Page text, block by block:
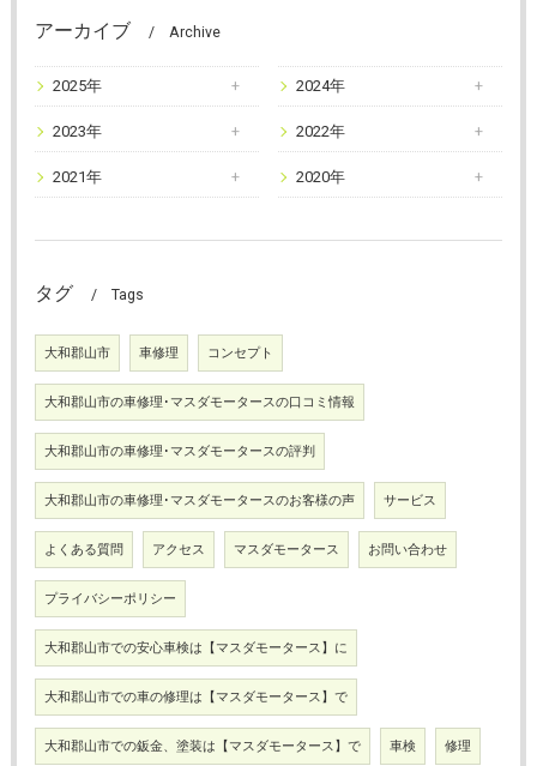
アーカイブ Archive
2025年 2024年
2023年 2022年
2021年 2020年
タグ Tags
大和郡山市 車修理 コンセプト
大和郡山市の車修理･マスダモータースの口コミ情報
大和郡山市の車修理･マスダモータースの評判
大和郡山市の車修理･マスダモータースのお客様の声 サービス
よくある質問 アクセス マスダモータース お問い合わせ
プライバシーポリシー
大和郡山市での安心車検は【マスダモータース】に
大和郡山市での車の修理は【マスダモータース】で
大和郡山市での鈑金、塗装は【マスダモータース】で 車検 修理